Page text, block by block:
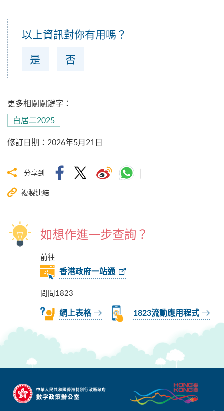
以上資訊對你有用嗎？
是
否
更多相關關鍵字：
白居二2025
修訂日期 ： 2026年5月21日
分享到
複製連結
如想作進一步查詢？
前往
香港政府一站通
問問1823
網上表格 1823流動應用程式